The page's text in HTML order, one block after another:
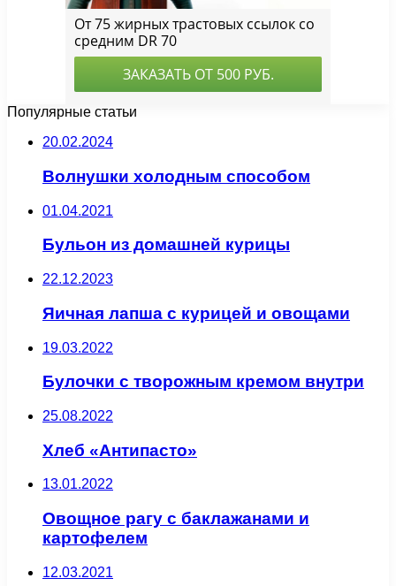
Популярные статьи
20.02.2024
Волнушки холодным способом
01.04.2021
Бульон из домашней курицы
22.12.2023
Яичная лапша с курицей и овощами
19.03.2022
Булочки с творожным кремом внутри
25.08.2022
Хлеб «Антипасто»
13.01.2022
Овощное рагу с баклажанами и
картофелем
12.03.2021